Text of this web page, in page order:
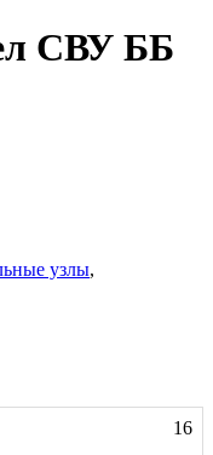
СВУ ББ
узлы,
16